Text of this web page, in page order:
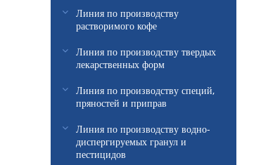
Линия по производству
растворимого кофе
Линия по производству твердых
лекарственных форм
Линия по производству специй,
пряностей и приправ
Линия по производству водно-
диспергируемых гранул и
пестицидов